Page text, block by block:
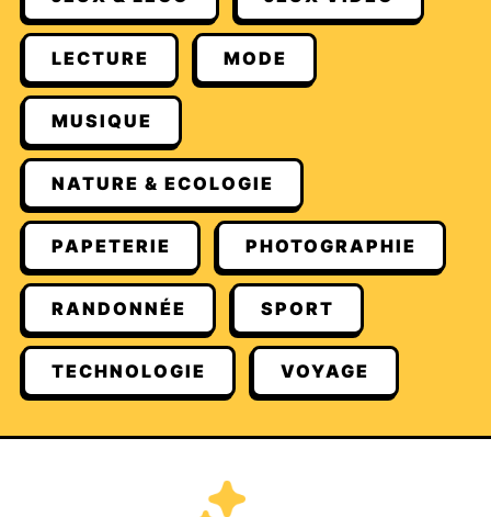
LECTURE MODE
MUSIQUE
NATURE & ECOLOGIE
PAPETERIE PHOTOGRAPHIE
RANDONNÉE SPORT
TECHNOLOGIE VOYAGE